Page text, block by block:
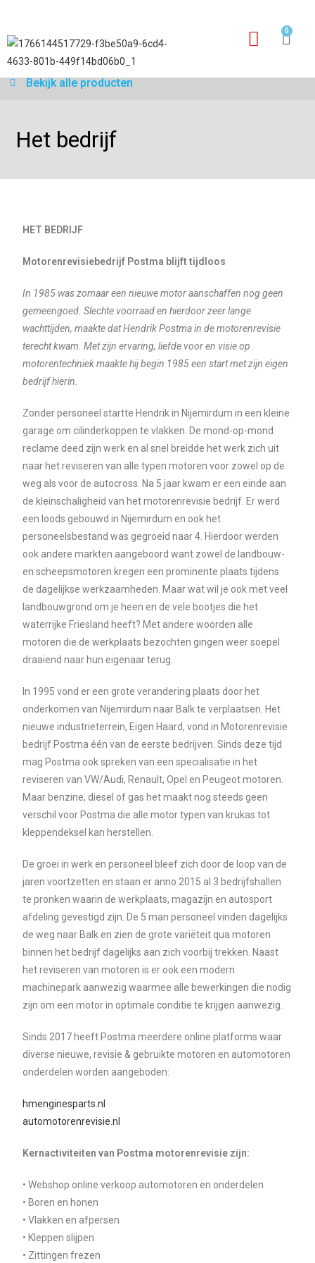
0
Bekijk alle producten
Het bedrijf
HET BEDRIJF
Motorenrevisiebedrijf Postma blijft tijdloos
In 1985 was zomaar een nieuwe motor aanschaffen nog geen
gemeengoed. Slechte voorraad en hierdoor zeer lange
wachttijden, maakte dat Hendrik Postma in de motorenrevisie
terecht kwam. Met zijn ervaring, liefde voor en visie op
motorentechniek maakte hij begin 1985 een start met zijn eigen
bedrijf hierin.
Zonder personeel startte Hendrik in Nijemirdum in een kleine
garage om cilinderkoppen te vlakken. De mond-op-mond
reclame deed zijn werk en al snel breidde het werk zich uit
naar het reviseren van alle typen motoren voor zowel op de
weg als voor de autocross. Na 5 jaar kwam er een einde aan
de kleinschaligheid van het motorenrevisie bedrijf. Er werd
een loods gebouwd in Nijemirdum en ook het
personeelsbestand was gegroeid naar 4. Hierdoor werden
ook andere markten aangeboord want zowel de landbouw-
en scheepsmotoren kregen een prominente plaats tijdens
de dagelijkse werkzaamheden. Maar wat wil je ook met veel
landbouwgrond om je heen en de vele bootjes die het
waterrijke Friesland heeft? Met andere woorden alle
motoren die de werkplaats bezochten gingen weer soepel
draaiend naar hun eigenaar terug.
In 1995 vond er een grote verandering plaats door het
onderkomen van Nijemirdum naar Balk te verplaatsen. Het
nieuwe industrieterrein, Eigen Haard, vond in Motorenrevisie
bedrijf Postma één van de eerste bedrijven. Sinds deze tijd
mag Postma ook spreken van een specialisatie in het
reviseren van VW/Audi, Renault, Opel en Peugeot motoren.
Maar benzine, diesel of gas het maakt nog steeds geen
verschil voor Postma die alle motor typen van krukas tot
kleppendeksel kan herstellen.
De groei in werk en personeel bleef zich door de loop van de
jaren voortzetten en staan er anno 2015 al 3 bedrijfshallen
te pronken waarin de werkplaats, magazijn en autosport
afdeling gevestigd zijn. De 5 man personeel vinden dagelijks
de weg naar Balk en zien de grote variëteit qua motoren
binnen het bedrijf dagelijks aan zich voorbij trekken. Naast
het reviseren van motoren is er ook een modern
machinepark aanwezig waarmee alle bewerkingen die nodig
zijn om een motor in optimale conditie te krijgen aanwezig.
Sinds 2017 heeft Postma meerdere online platforms waar
diverse nieuwe, revisie & gebruikte motoren en automotoren
onderdelen worden aangeboden:
hmenginesparts.nl
automotorenrevisie.nl
Kernactiviteiten van Postma motorenrevisie zijn:
• Webshop online verkoop automotoren en onderdelen
• Boren en honen
• Vlakken en afpersen
• Kleppen slijpen
• Zittingen frezen